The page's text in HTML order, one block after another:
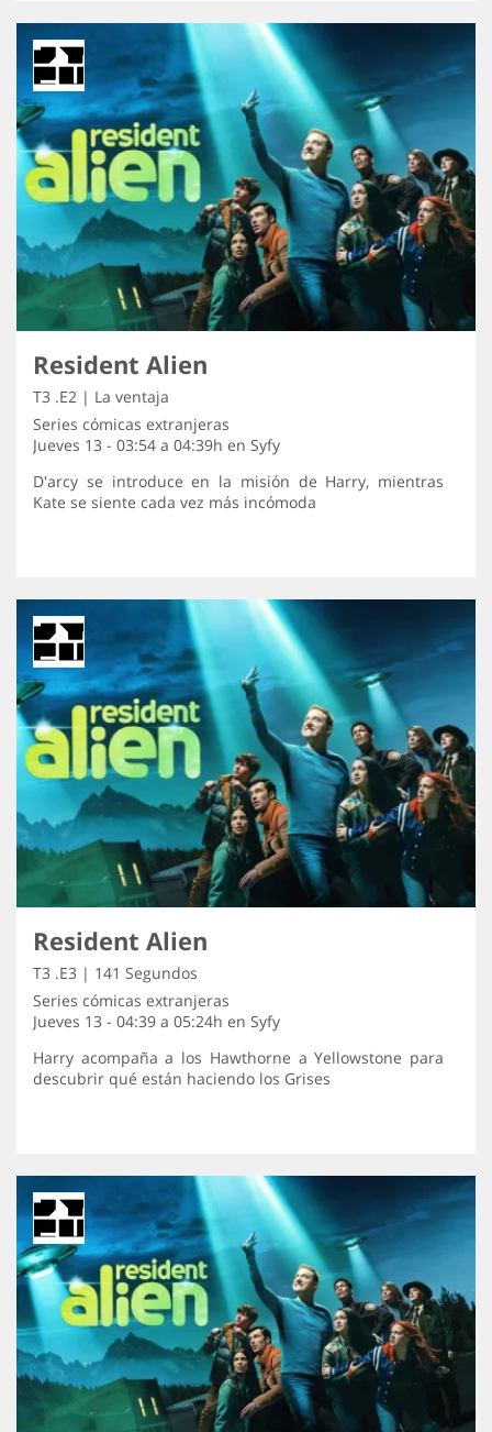
Resident Alien
T3 .E2 | La ventaja
Series cómicas extranjeras
Jueves 13 - 03:54 a 04:39h en Syfy
D'arcy se introduce en la misión de Harry, mientras
Kate se siente cada vez más incómoda
Resident Alien
T3 .E3 | 141 Segundos
Series cómicas extranjeras
Jueves 13 - 04:39 a 05:24h en Syfy
Harry acompaña a los Hawthorne a Yellowstone para
descubrir qué están haciendo los Grises